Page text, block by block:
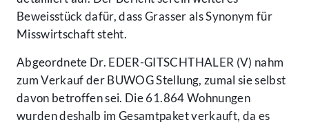
Beweisstück dafür, dass Grasser als Synonym für
Misswirtschaft steht.
Abgeordnete Dr. EDER-GITSCHTHALER (V) nahm
zum Verkauf der BUWOG Stellung, zumal sie selbst
davon betroffen sei. Die 61.864 Wohnungen
wurden deshalb im Gesamtpaket verkauft, da es